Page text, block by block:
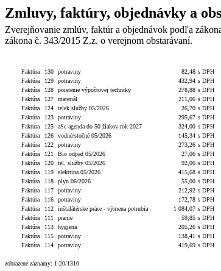
Zmluvy, faktúry, objednávky a
Zverejňovanie zmlúv, faktúr a objednávok podľa
zákona č. 343/2015 Z.z. o verejnom obstarávaní.
Faktúra
130 potraviny 82,48 s DPH
Faktúra
129 potraviny 432,94 s DPH
Faktúra
128 poistenie výpočtovej techniky 278,88 s DPH
Faktúra
127 materiál 211,06 s DPH
Faktúra
124 telek služby 05/2026 26,70 s DPH
Faktúra
123 potraviny 295,67 s DPH
Faktúra
125 aSc agenda do 50 žiakov rok 2027 324,00 s DPH
Faktúra
126 vodné/stočné 05/2026 145,34 s DPH
Faktúra
122 potraviny 273,26 s DPH
Faktúra
121 Bio odpad 05/2026 27,06 s DPH
Faktúra
120 tel. služby 05/2026 92,06 s DPH
Faktúra
119 elektrina 05/2026 415,68 s DPH
Faktúra
118 plyn 06/2026 55,00 s DPH
Faktúra
117 potraviny 212,92 s DPH
Faktúra
116 potraviny 172,78 s DPH
Faktúra
112 inštalátérske práce - výmena potrubia 1 084,07 s DPH
Faktúra
111 pranie 59,85 s DPH
Faktúra
113 hygiena 205,26 s DPH
Faktúra
115 potraviny 138,41 s DPH
Faktúra
114 potraviny 419,69 s DPH
zobrazené záznamy: 1-20/1310